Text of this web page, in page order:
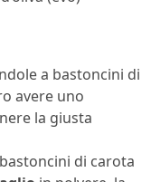
a bastoncini di
avere uno
la giusta
di carota